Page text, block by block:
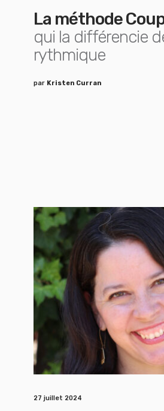
La méthode
qui la différencie
rythmique
par Kristen Curran
27 juillet 2024